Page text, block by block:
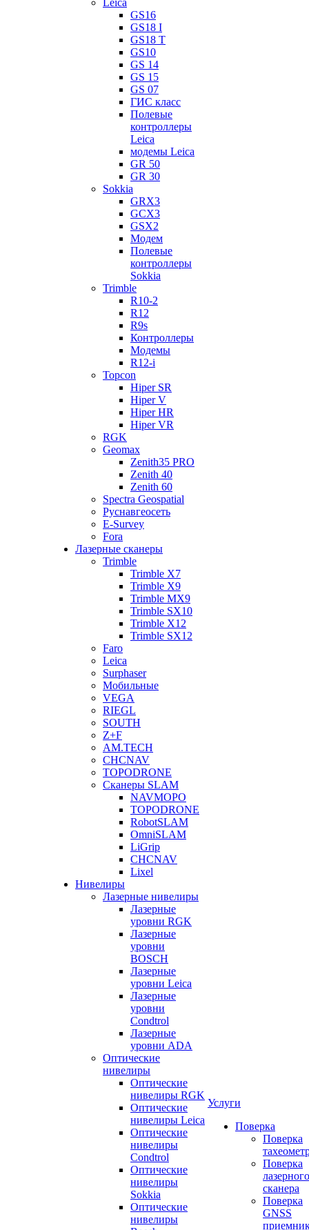
Leica
GS16
GS18 I
GS18 T
GS10
GS 14
GS 15
GS 07
ГИС класс
Полевые
контроллеры
Leica
модемы Leica
GR 50
GR 30
Sokkia
GRX3
GCX3
GSX2
Модем
Полевые
контроллеры
Sokkia
Trimble
R10-2
R12
R9s
Контроллеры
Модемы
R12-i
Topcon
Hiper SR
Hiper V
Hiper HR
Hiper VR
RGK
Geomax
Zenith35 PRO
Zenith 40
Zenith 60
Spectra Geospatial
Руснавгеосеть
E-Survey
Fora
Лазерные сканеры
Trimble
Trimble X7
Trimble X9
Trimble MX9
Trimble SX10
Trimble X12
Trimble SX12
Faro
Leica
Surphaser
Мобильные
VEGA
RIEGL
SOUTH
Z+F
AM.TECH
CHCNAV
TOPODRONE
Сканеры SLAM
NAVMOPO
TOPODRONE
RobotSLAM
OmniSLAM
LiGrip
CHCNAV
Lixel
Нивелиры
Лазерные нивелиры
Лазерные
уровни RGK
Лазерные
уровни
BOSCH
Лазерные
уровни Leica
Лазерные
уровни
Condtrol
Лазерные
уровни ADA
Оптические
нивелиры
Оптические
нивелиры RGK
Оптические
нивелиры Leica
Оптические
нивелиры
Condtrol
Оптические
нивелиры
Sokkia
Оптические
нивелиры
Услуги
Поверка
Поверка
Поверка
лазерного
сканера
Поверка
GNSS